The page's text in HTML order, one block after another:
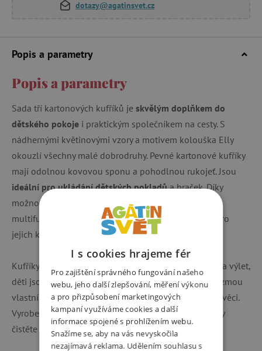
dotazy@agatinsvet.cz
Popis a parametry
Popis a parametry
Sada tří kartonových kufříků je skvělým doplňkem do
dětského pokoje i praktickým společníkem na cesty. S
nádhernými květinovými vzory a motivem kolouška Elly
okouzlí všechny malé dobrodruhy. Pevné kartonové kufříky
mají odolnou kovovou sponu a pohodlnou rukojeť. Jsou
ideální pro ukládání dětských pokladůa hraček. Díky
možnosti vkládat kufříky do sebe jsou skladné i
multifunkční. Děti i jejich rodiče si je zamilují nejen pro
jejich krásu, ale i užitečnost.
Kufříky lze vzít kamkoli sebou na cesty. Když jedete na výlet,
děti jsou často obzvláště hrdé na to, že si s sebou vezmou
vlastní malé zavazadlo, ve kterém mají své oblíbené věci.
Vyrobeno zpevného kartonu s certifikací FSC.
Kufříky
čistěte pouze za sucha měkkým hadříkem.
I s cookies hrajeme fér
Pro zajištění správného fungování našeho
webu, jeho další zlepšování, měření výkonu
a pro přizpůsobení marketingových
kampaní využíváme cookies a další
informace spojené s prohlížením webu.
Snažíme se, aby na vás nevyskočila
nezajímavá reklama. Udělením souhlasu s